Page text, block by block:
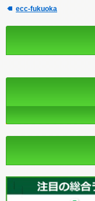
ecc-fukuoka